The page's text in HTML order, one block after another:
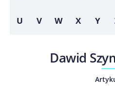
U V W X Y
Dawid